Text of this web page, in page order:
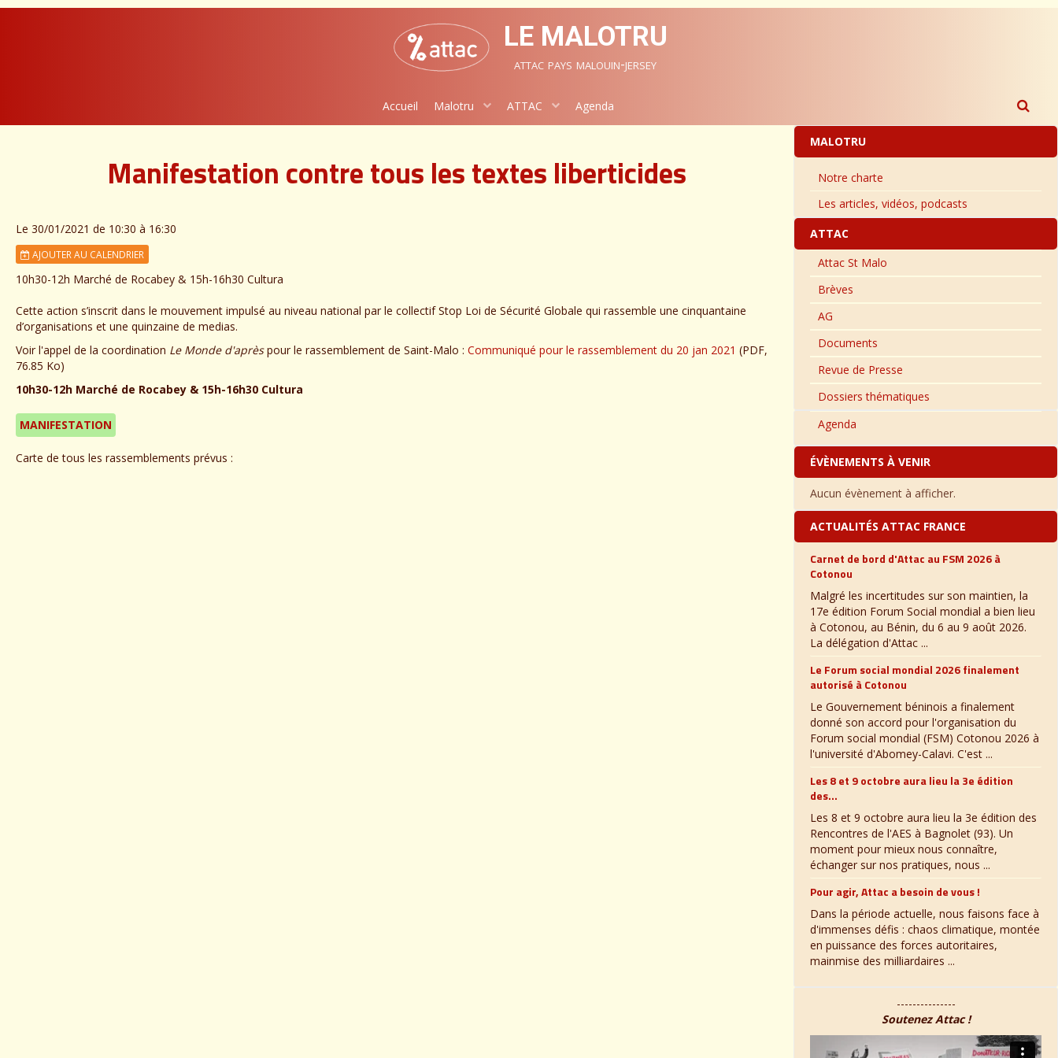
LE MALOTRU
attac pays malouin-jersey
Accueil Malotru ATTAC Agenda
Manifestation contre tous les textes liberticides
Le 30/01/2021 de 10:30 à 16:30
AJOUTER AU CALENDRIER
10h30-12h Marché de Rocabey & 15h-16h30 Cultura
Cette action s’inscrit dans le mouvement impulsé au niveau national par le collectif Stop Loi de Sécurité Globale qui rassemble une cinquantaine
d’organisations et une quinzaine de medias.
Voir l'appel de la coordination Le Monde d'aprèspour le rassemblement de Saint-Malo : Communiqué pour le rassemblement du 20 jan 2021 (PDF,
76.85 Ko)
10h30-12h Marché de Rocabey & 15h-16h30 Cultura
MANIFESTATION
Carte de tous les rassemblements prévus :
MALOTRU
Notre charte
Les articles, vidéos, podcasts
ATTAC
Attac St Malo
Brèves
AG
Documents
Revue de Presse
Dossiers thématiques
Agenda
ÉVÈNEMENTS À VENIR
Aucun évènement à afficher.
ACTUALITÉS ATTAC FRANCE
Carnet de bord d'Attac au FSM 2026 à
Cotonou
Malgré les incertitudes sur son maintien, la
17e édition Forum Social mondial a bien lieu
à Cotonou, au Bénin, du 6 au 9 août 2026.
La délégation d'Attac ...
Le Forum social mondial 2026 finalement
autorisé à Cotonou
Le Gouvernement béninois a finalement
donné son accord pour l'organisation du
Forum social mondial (FSM) Cotonou 2026 à
l'université d'Abomey-Calavi. C'est ...
Les 8 et 9 octobre aura lieu la 3e édition
des...
Les 8 et 9 octobre aura lieu la 3e édition des
Rencontres de l'AES à Bagnolet (93). Un
moment pour mieux nous connaître,
échanger sur nos pratiques, nous ...
Pour agir, Attac a besoin de vous !
Dans la période actuelle, nous faisons face à
d'immenses défis : chaos climatique, montée
en puissance des forces autoritaires,
mainmise des milliardaires ...
---------------
Soutenez Attac !